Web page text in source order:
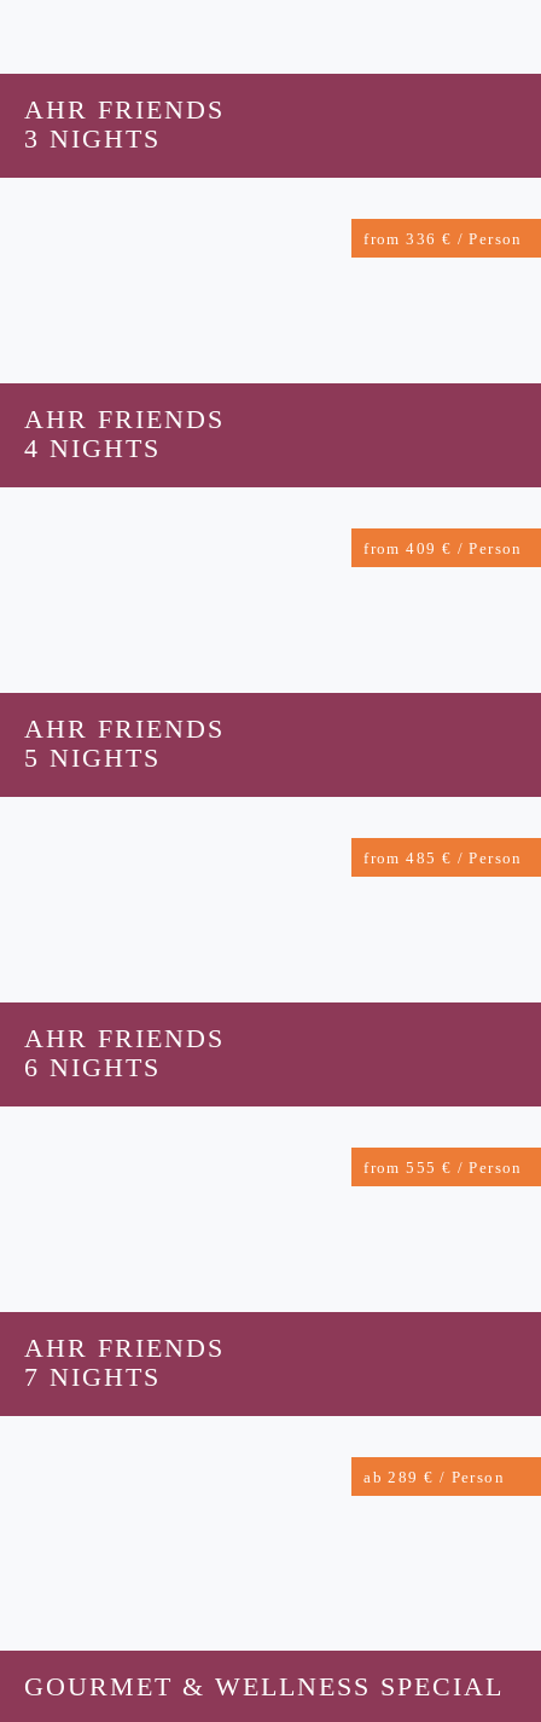
AHR FRIENDS
3 NIGHTS
from 336 € / Person
AHR FRIENDS
4 NIGHTS
from 409 € / Person
AHR FRIENDS
5 NIGHTS
from 485 € / Person
AHR FRIENDS
6 NIGHTS
from 555 € / Person
AHR FRIENDS
7 NIGHTS
ab 289 € / Person
GOURMET & WELLNESS SPECIAL